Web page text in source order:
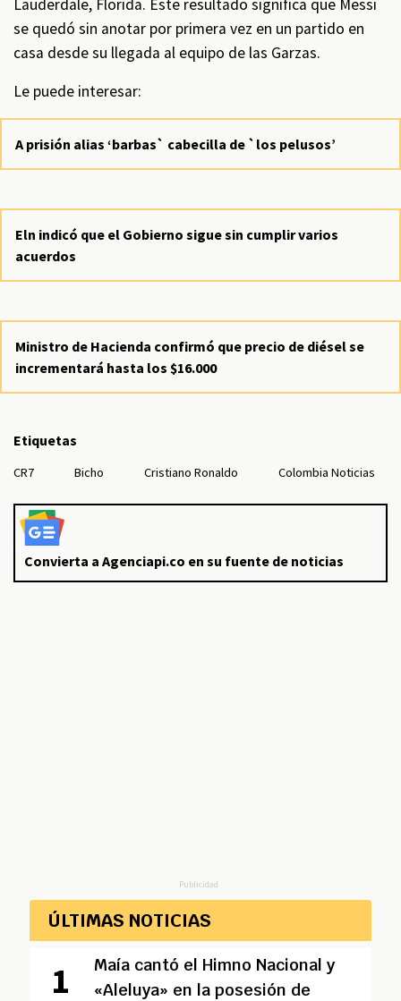
Lauderdale, Florida. Este resultado significa que Messi
se quedó sin anotar por primera vez en un partido en
casa desde su llegada al equipo de las Garzas.
Le puede interesar:
A prisión alias ‘barbas` cabecilla de `los pelusos’
Eln indicó que el Gobierno sigue sin cumplir varios
acuerdos
Ministro de Hacienda confirmó que precio de diésel se
incrementará hasta los $16.000
Etiquetas
CR7 Bicho Cristiano Ronaldo Colombia Noticias
Convierta a Agenciapi.co en su fuente de noticias
Publicidad
ÚLTIMAS NOTICIAS
Maía cantó el Himno Nacional y
«Aleluya» en la posesión de